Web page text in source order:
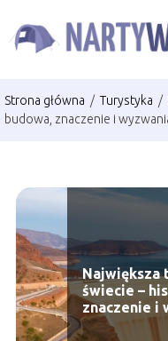
Strona główna / Turystyka /
budowa, znaczenie i
Największa
świecie –
znaczenie i